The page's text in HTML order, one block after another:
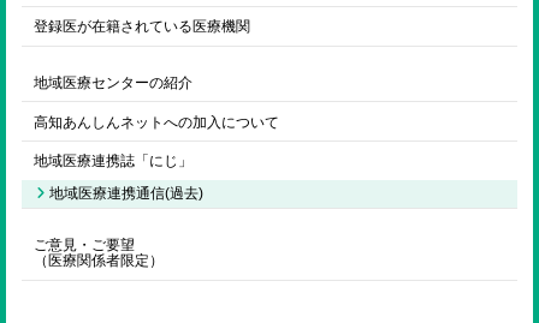
登録医が在籍されている医療機関
地域医療センターの紹介
高知あんしんネットへの加入について
地域医療連携誌「にじ」
地域医療連携通信(過去)
ご意見・ご要望
（医療関係者限定）